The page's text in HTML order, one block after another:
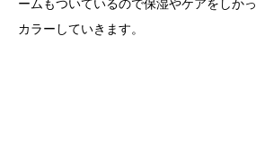
カラーしていきます。